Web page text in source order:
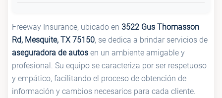
Freeway Insurance, ubicado en 3522 Gus Thomasson
Rd, Mesquite, TX 75150, se dedica a brindar servicios de
aseguradora de autos en un ambiente amigable y
profesional. Su equipo se caracteriza por ser respetuoso
y empático, facilitando el proceso de obtención de
información y cambios necesarios para cada cliente.